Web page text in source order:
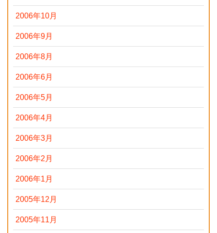
2006年10月
2006年9月
2006年8月
2006年6月
2006年5月
2006年4月
2006年3月
2006年2月
2006年1月
2005年12月
2005年11月